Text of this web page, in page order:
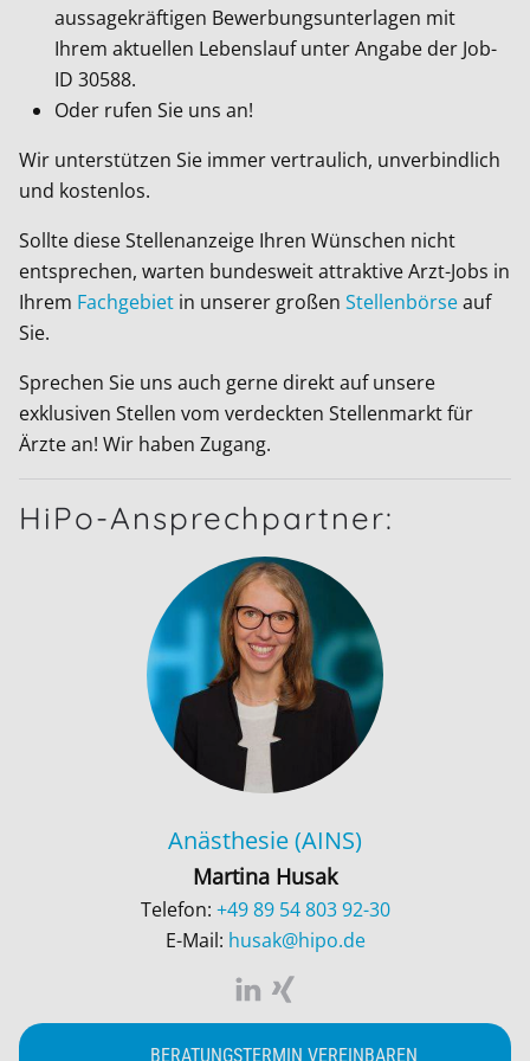
aussagekräftigen Bewerbungsunterlagen mit
Ihrem aktuellen Lebenslauf unter Angabe der Job-
ID 30588.
Oder rufen Sie uns an!
Wir unterstützen Sie immer vertraulich, unverbindlich
und kostenlos.
Sollte diese Stellenanzeige Ihren Wünschen nicht
entsprechen, warten bundesweit attraktive Arzt-Jobs in
Ihrem Fachgebiet in unserer großen Stellenbörseauf
Sie.
Sprechen Sie uns auch gerne direkt auf unsere
exklusiven Stellen vom verdeckten Stellenmarkt für
Ärzte an! Wir haben Zugang.
HiPo-Ansprechpartner:
Anästhesie (AINS)
Martina Husak
Telefon: +49 89 54 803 92-30
E-Mail: husak@hipo.de
BERATUNGSTERMIN VEREINBAREN